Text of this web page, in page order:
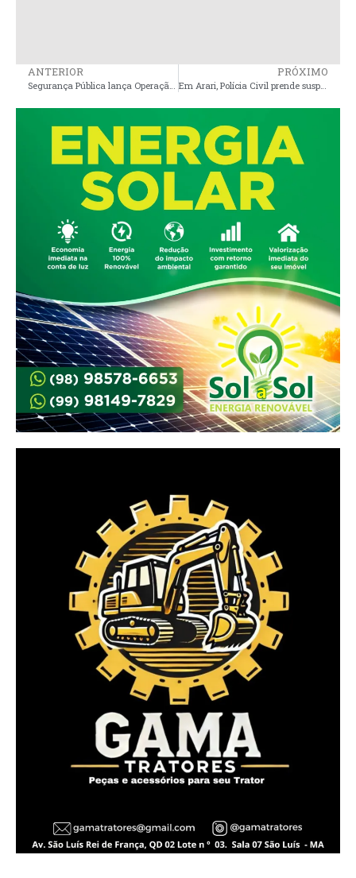
ANTERIOR PRÓXIMO
Em Arari, Polícia Civil prende suspeito de roubar loja de departamentos